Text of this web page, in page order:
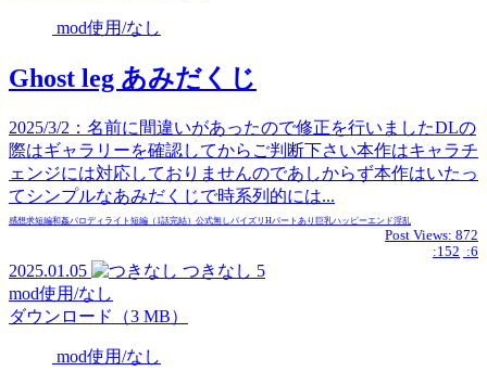
mod使用/なし
Ghost leg あみだくじ
2025/3/2：名前に間違いがあったので修正を行いましたDLの
際はギャラリーを確認してからご判断下さい本作はキャラチ
ェンジには対応しておりませんのであしからず本作はいたっ
てシンプルなあみだくじで時系列的には...
感想求短編和姦パロディ ライト 短編（1話完結） 公式無しパイズリ Hパートあり 巨乳ハッピーエンド淫乱
Post Views: 872
:152 :6
2025.01.05 つきなし 5
mod使用/なし
ダウンロード（3 MB）
mod使用/なし